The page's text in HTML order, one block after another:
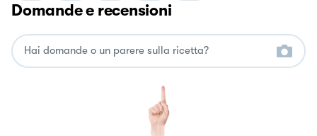
Domande e recensioni